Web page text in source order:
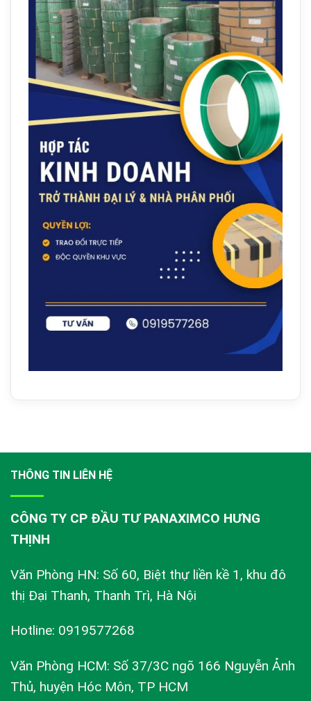
THÔNG TIN LIÊN HỆ
CÔNG TY CP ĐẦU TƯ PANAXIMCO HƯNG
THỊNH
Văn Phòng HN: Số 60, Biệt thự liền kề 1, khu đô
thị Đại Thanh, Thanh Trì, Hà Nội
Hotline: 0919577268
Văn Phòng HCM: Số 37/3C ngõ 166 Nguyễn Ảnh
Thủ, huyện Hóc Môn, TP HCM